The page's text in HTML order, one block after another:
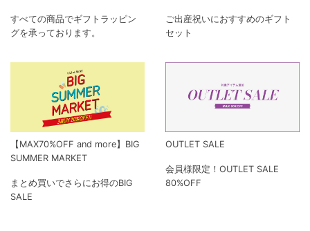
すべての商品でギフトラッピン
グを承っております。
ご出産祝いにおすすめのギフト
セット
【MAX70%OFF and more】BIG
SUMMER MARKET
まとめ買いでさらにお得のBIG
SALE
OUTLET SALE
会員様限定！OUTLET SALE
80%OFF